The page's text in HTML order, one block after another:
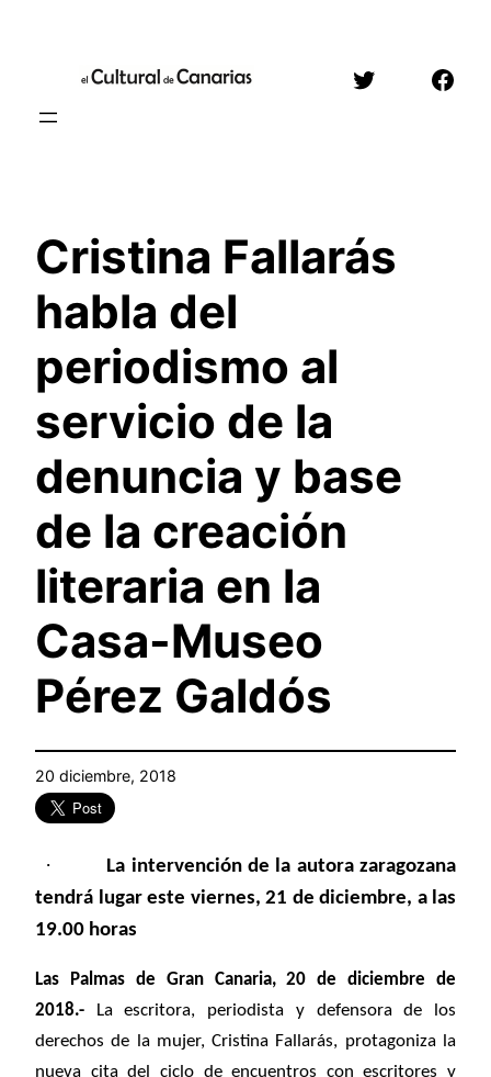
contenido
Twitter
Cristina Fallarás
habla del
periodismo al
servicio de la
denuncia y base
de la creación
literaria en la
Casa-Museo
Pérez Galdós
20 diciembre, 2018
·
La intervención de la autora zaragozana
tendrá lugar este viernes, 21 de diciembre, a las
19.00 horas
Las Palmas de Gran Canaria, 20 de diciembre de
2018.-
La escritora, periodista y defensora de los
derechos de la mujer, Cristina Fallarás, protagoniza la
nueva cita del ciclo de encuentros con escritores y